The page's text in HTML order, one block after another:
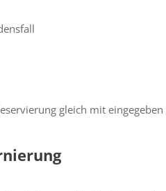
gleich mit